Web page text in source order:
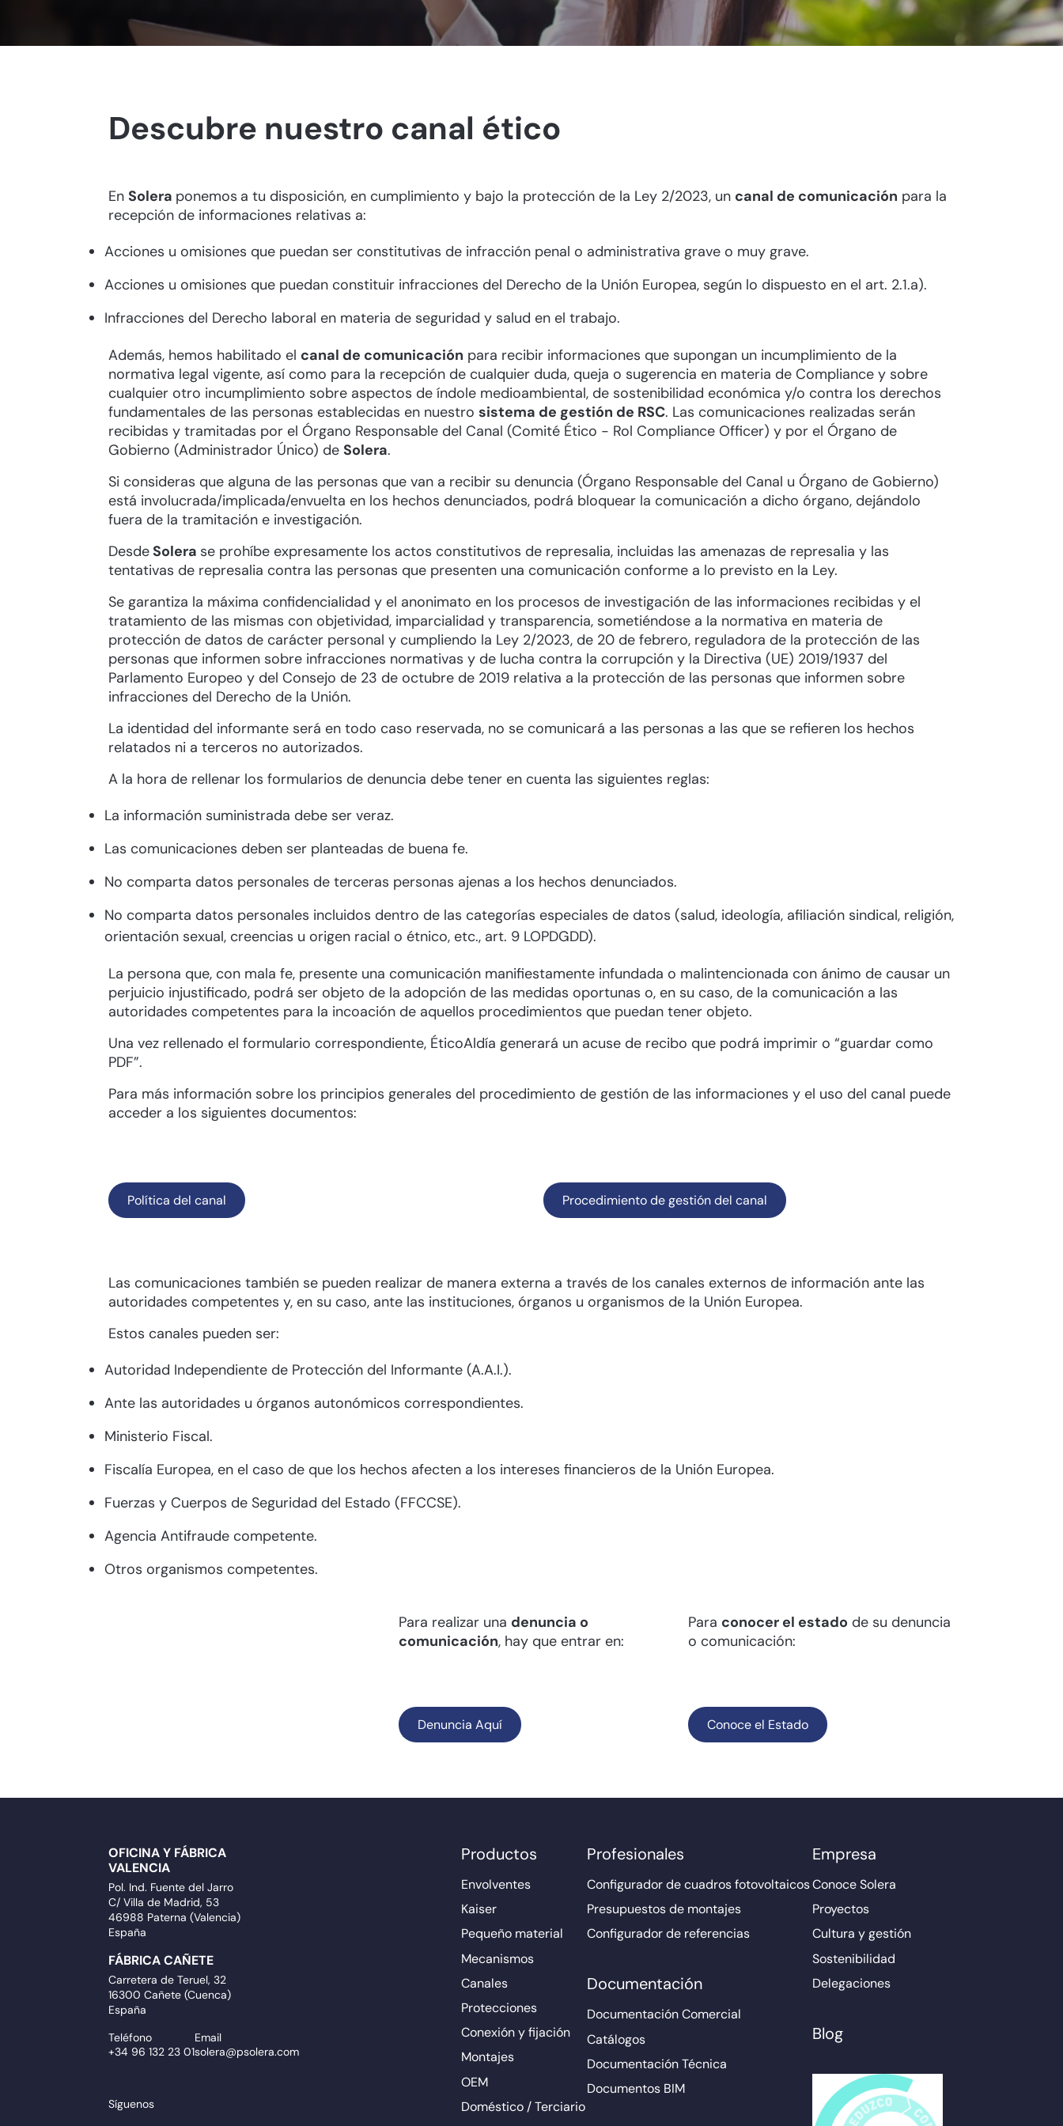
Descubre nuestro canal ético
En Solera ponemos a tu disposición, en cumplimiento y bajo la protección de la Ley 2/2023, un canal de comunicación para la
recepción de informaciones relativas a:
Acciones u omisiones que puedan ser constitutivas de infracción penal o administrativa grave o muy grave.
Acciones u omisiones que puedan constituir infracciones del Derecho de la Unión Europea, según lo dispuesto en el art. 2.1.a).
Infracciones del Derecho laboral en materia de seguridad y salud en el trabajo.
Además, hemos habilitado el canal de comunicación para recibir informaciones que supongan un incumplimiento de la
normativa legal vigente, así como para la recepción de cualquier duda, queja o sugerencia en materia de Compliance y sobre
cualquier otro incumplimiento sobre aspectos de índole medioambiental, de sostenibilidad económica y/o contra los derechos
fundamentales de las personas establecidas en nuestro sistema de gestión de RSC. Las comunicaciones realizadas serán
recibidas y tramitadas por el Órgano Responsable del Canal (Comité Ético - Rol Compliance Officer) y por el Órgano de
Gobierno (Administrador Único) de Solera.
Si consideras que alguna de las personas que van a recibir su denuncia (Órgano Responsable del Canal u Órgano de Gobierno)
está involucrada/implicada/envuelta en los hechos denunciados, podrá bloquear la comunicación a dicho órgano, dejándolo
fuera de la tramitación e investigación.
Desde Solera se prohíbe expresamente los actos constitutivos de represalia, incluidas las amenazas de represalia y las
tentativas de represalia contra las personas que presenten una comunicación conforme a lo previsto en la Ley.
Se garantiza la máxima confidencialidad y el anonimato en los procesos de investigación de las informaciones recibidas y el
tratamiento de las mismas con objetividad, imparcialidad y transparencia, sometiéndose a la normativa en materia de
protección de datos de carácter personal y cumpliendo la Ley 2/2023, de 20 de febrero, reguladora de la protección de las
personas que informen sobre infracciones normativas y de lucha contra la corrupción y la Directiva (UE) 2019/1937 del
Parlamento Europeo y del Consejo de 23 de octubre de 2019 relativa a la protección de las personas que informen sobre
infracciones del Derecho de la Unión.
La identidad del informante será en todo caso reservada, no se comunicará a las personas a las que se refieren los hechos
relatados ni a terceros no autorizados.
A la hora de rellenar los formularios de denuncia debe tener en cuenta las siguientes reglas:
La información suministrada debe ser veraz.
Las comunicaciones deben ser planteadas de buena fe.
No comparta datos personales de terceras personas ajenas a los hechos denunciados.
No comparta datos personales incluidos dentro de las categorías especiales de datos (salud, ideología, afiliación sindical, religión,
orientación sexual, creencias u origen racial o étnico, etc., art. 9 LOPDGDD).
La persona que, con mala fe, presente una comunicación manifiestamente infundada o malintencionada con ánimo de causar un
perjuicio injustificado, podrá ser objeto de la adopción de las medidas oportunas o, en su caso, de la comunicación a las
autoridades competentes para la incoación de aquellos procedimientos que puedan tener objeto.
Una vez rellenado el formulario correspondiente, ÉticoAldía generará un acuse de recibo que podrá imprimir o “guardar como
PDF”.
Para más información sobre los principios generales del procedimiento de gestión de las informaciones y el uso del canal puede
acceder a los siguientes documentos:
Política del canal Procedimiento de gestión del canal
Las comunicaciones también se pueden realizar de manera externa a través de los canales externos de información ante las
autoridades competentes y, en su caso, ante las instituciones, órganos u organismos de la Unión Europea.
Estos canales pueden ser:
Autoridad Independiente de Protección del Informante (A.A.I.).
Ante las autoridades u órganos autonómicos correspondientes.
Ministerio Fiscal.
Fiscalía Europea, en el caso de que los hechos afecten a los intereses financieros de la Unión Europea.
Fuerzas y Cuerpos de Seguridad del Estado (FFCCSE).
Agencia Antifraude competente.
Otros organismos competentes.
Para realizar una denuncia o
comunicación, hay que entrar en:
Denuncia Aquí
Para conocer el estado de su denuncia
o comunicación:
Conoce el Estado
OFICINA Y FÁBRICA
VALENCIA
Pol. Ind. Fuente del Jarro
C/ Villa de Madrid, 53
46988 Paterna (Valencia)
España
FÁBRICA CAÑETE
Carretera de Teruel, 32
16300 Cañete (Cuenca)
España
Teléfono
+34 96 132 23 01
Email
solera@psolera.com
Síguenos
Productos
Envolventes
Kaiser
Pequeño material
Mecanismos
Canales
Protecciones
Conexión y fijación
Montajes
OEM
Doméstico / Terciario
Profesionales
Configurador de cuadros fotovoltaicos
Presupuestos de montajes
Configurador de referencias
Documentación
Documentación Comercial
Catálogos
Documentación Técnica
Documentos BIM
Empresa
Conoce Solera
Proyectos
Cultura y gestión
Sostenibilidad
Delegaciones
Blog